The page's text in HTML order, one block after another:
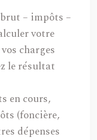
– impôts –
votre
charges
le résultat
en cours,
(foncière,
dépenses